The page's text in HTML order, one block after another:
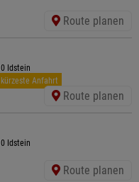
Route planen
Idstein
kürzeste Anfahrt
Route planen
Idstein
Route planen